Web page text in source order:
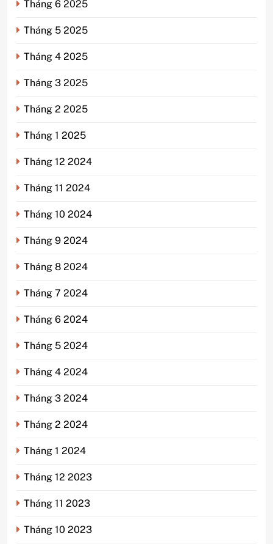
Tháng 6 2025
Tháng 5 2025
Tháng 4 2025
Tháng 3 2025
Tháng 2 2025
Tháng 1 2025
Tháng 12 2024
Tháng 11 2024
Tháng 10 2024
Tháng 9 2024
Tháng 8 2024
Tháng 7 2024
Tháng 6 2024
Tháng 5 2024
Tháng 4 2024
Tháng 3 2024
Tháng 2 2024
Tháng 1 2024
Tháng 12 2023
Tháng 11 2023
Tháng 10 2023